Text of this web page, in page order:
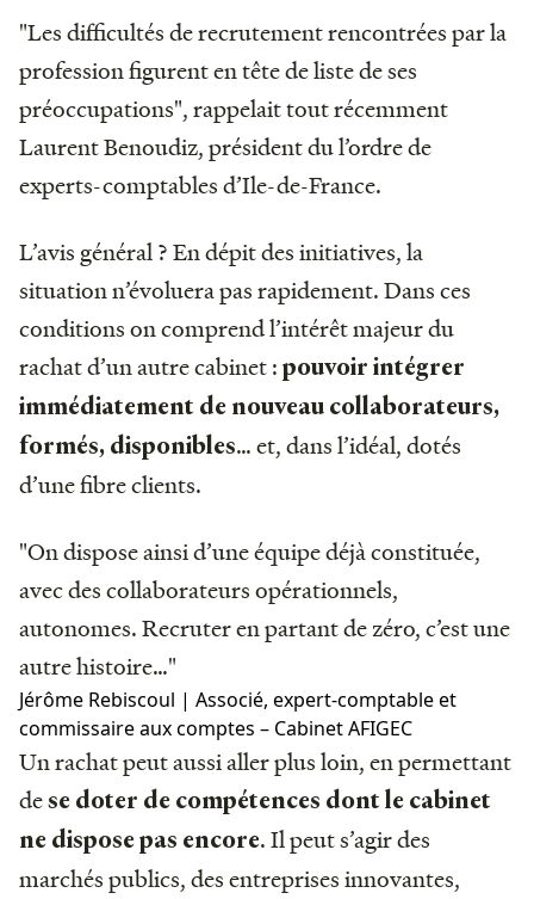
"Les difficultés de recrutement rencontrées par la
profession figurent en tête de liste de ses
préoccupations", rappelait tout récemment
Laurent Benoudiz, président du l’ordre de
experts-comptables d’Ile-de-France.
L’avis général ? En dépit des initiatives, la
situation n’évoluera pas rapidement. Dans ces
conditions on comprend l’intérêt majeur du
rachat d’un autre cabinet : pouvoir intégrer
immédiatement de nouveau collaborateurs,
formés, disponibles… et, dans l’idéal, dotés
d’une fibre clients.
"On dispose ainsi d’une équipe déjà constituée,
avec des collaborateurs opérationnels,
autonomes. Recruter en partant de zéro, c’est une
autre histoire…"
Jérôme Rebiscoul | Associé, expert-comptable et
commissaire aux comptes – Cabinet AFIGEC
Un rachat peut aussi aller plus loin, en permettant
dese doter de compétences dont le cabinet
ne dispose pas encore. Il peut s’agir des
marchés publics, des entreprises innovantes,